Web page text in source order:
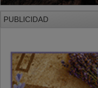
PUBLICIDAD